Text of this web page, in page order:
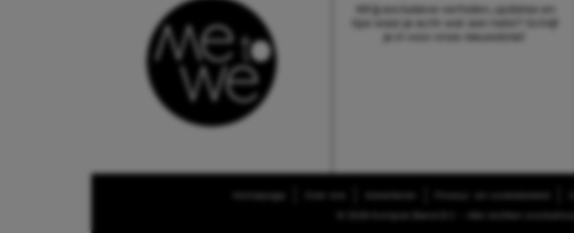
Wil jij exclusieve verhalen, updates en
tips waar je echt wat aan hebt? Schrijf
je in voor onze nieuwsbrief.
Homepage